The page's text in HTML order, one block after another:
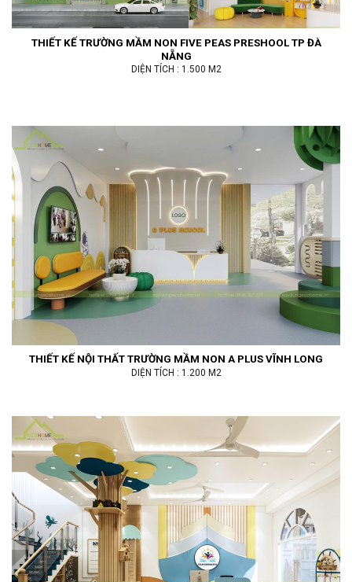
THIẾT KẾ TRƯỜNG MẦM NON FIVE PEAS PRESHOOL TP ĐÀ
NẴNG
DIỆN TÍCH : 1.500 M2
THIẾT KẾ NỘI THẤT TRƯỜNG MẦM NON A PLUS VĨNH LONG
DIỆN TÍCH : 1.200 M2